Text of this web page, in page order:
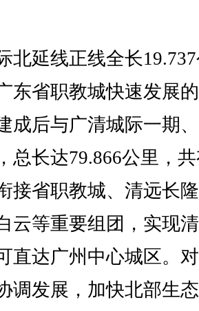
延线正线全长19.737
东省职教城快速发展
成后与广清城际一期
总长达79.866公里，
接省职教城、清远长
云等重要组团，实现
直达广州中心城区。
调发展，加快北部生